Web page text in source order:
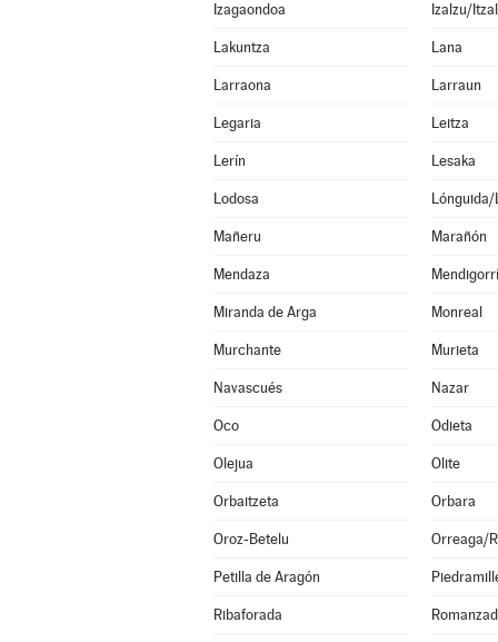
Izagaondoa Izalzu/
Lakuntza Lana
Larraona Larraun
Legaria Leitza
Lerín Lesaka
Lodosa Lónguida/
Mañeru Marañón
Mendaza
Miranda de Arga Monreal
Murchante Murieta
Navascués Nazar
Oco Odieta
Olejua Olite
Orbaitzeta Orbara
Oroz-Betelu Orreaga/
Petilla de Aragón
Ribaforada